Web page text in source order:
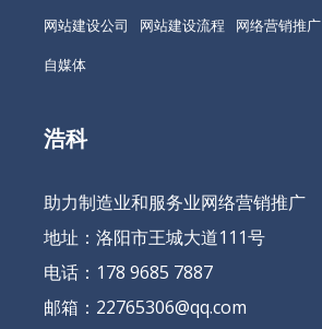
网站建设公司
网站建设流程 网络营销推广
自媒体
浩科
助力制造业和服务业网络营销推广
地址：洛阳市王城大道111号
电话：178 9685 7887
邮箱：22765306@qq.com